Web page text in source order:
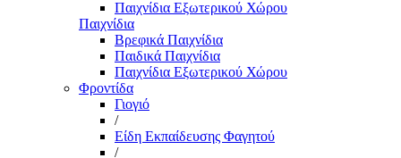
Παιχνίδια Εξωτερικού Χώρου
Παιχνίδια
Βρεφικά Παιχνίδια
Παιδικά Παιχνίδια
Παιχνίδια Εξωτερικού Χώρου
Φροντίδα
Γιογιό
/
Είδη Εκπαίδευσης Φαγητού
/